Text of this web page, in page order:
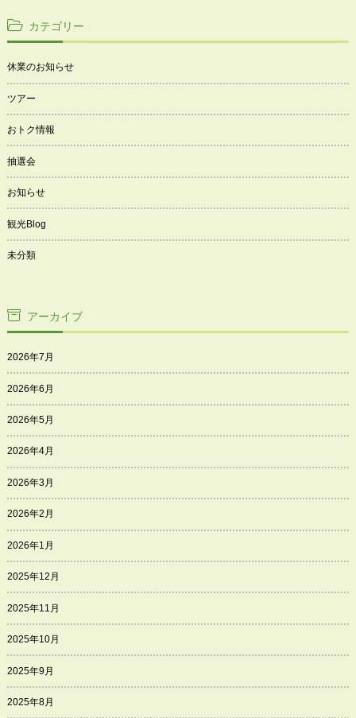
カテゴリー
休業のお知らせ
ツアー
おトク情報
抽選会
お知らせ
観光Blog
未分類
アーカイブ
2026年7月
2026年6月
2026年5月
2026年4月
2026年3月
2026年2月
2026年1月
2025年12月
2025年11月
2025年10月
2025年9月
2025年8月